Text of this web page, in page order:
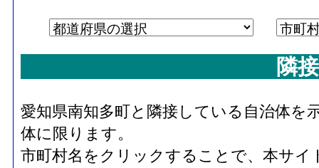
隣
愛知県南知多町と隣接している自治体を
体に限ります。
市町村名をクリックすることで、本サ